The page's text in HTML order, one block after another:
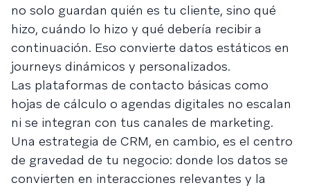
no solo guardan quién es tu cliente, sino qué
hizo, cuándo lo hizo y qué debería recibir a
continuación. Eso convierte datos estáticos en
journeys dinámicos y personalizados.
Las plataformas de contacto básicas como
hojas de cálculo o agendas digitales no escalan
ni se integran con tus canales de marketing.
Una estrategia de CRM, en cambio, es el centro
de gravedad de tu negocio: donde los datos se
convierten en interacciones relevantes y la